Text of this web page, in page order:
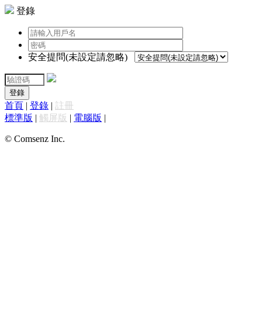
登錄
安全提問(未設定請忽略)
登錄
首頁 | 登錄 | 註冊
標準版 | 觸屏版 | 電腦版 |
© Comsenz Inc.